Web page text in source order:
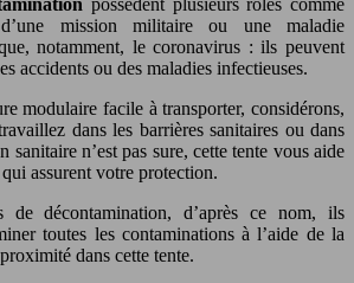
mission militaire ou une maladie
notamment, le coronavirus : ils peuvent
accidents ou des maladies infectieuses.
modulaire facile à transporter, considérons,
dans les barrières sanitaires ou dans
n’est pas sure, cette tente vous aide
assurent votre protection.
de décontamination, d’après ce nom, ils
toutes les contaminations à l’aide de la
dans cette tente.